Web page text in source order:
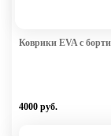
Коврики EVA с
4000 руб.